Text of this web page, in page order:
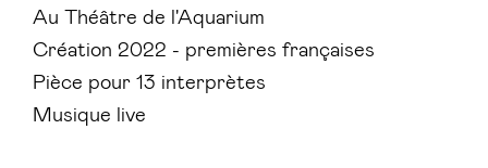
Au Théâtre de l'Aquarium
Création 2022 - premières françaises
Pièce pour 13 interprètes
Musique live